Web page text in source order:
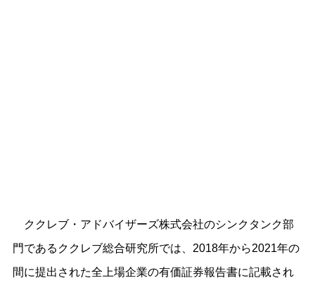
ククレブ・アドバイザーズ株式会社のシンクタンク部
門であるククレブ総合研究所では、2018年から2021年の
間に提出された全上場企業の有価証券報告書に記載され